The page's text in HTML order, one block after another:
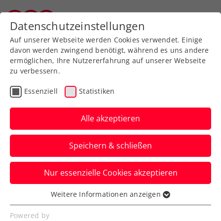
Zurück zur Newsübersicht
Davis Cup
Davis Cup: Österreich
gegen Finnland in
stärkstmöglicher
Besetzung
Jurij Rodionov, Lukas Neumayer, Filip
Misolic, Lucas Miedler und Alexander
Erler bilden das ÖTV-Team.
Datenschutzeinstellungen
Auf unserer Webseite werden Cookies verwendet. Einige
davon werden zwingend benötigt, während es uns andere
ermöglichen, Ihre Nutzererfahrung auf unserer Webseite
zu verbessern.
Essenziell Statistiken
Alle akzeptieren
Speichern & schließen
Nur essenzielle Cookies akzeptieren
Essenziell
Essenzielle Cookies werden für grundlegende
Weitere Informationen anzeigen
Powered by